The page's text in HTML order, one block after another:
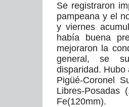
Se registraron
pampeana y el
y viernes
había buena
mejoraron la
general, se
disparidad. Hubo
Pigüé-Coronel
Libres-Posadas
Fe(120mm).